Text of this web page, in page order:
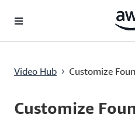
Video Hub › Customize
Current
0:00 / Duration
42:35
Customize